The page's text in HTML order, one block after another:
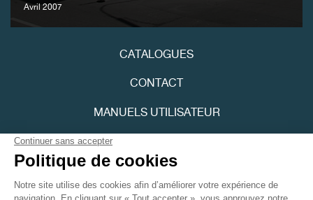
Avril 2007
CATALOGUES
CONTACT
MANUELS UTILISATEUR
FAUX